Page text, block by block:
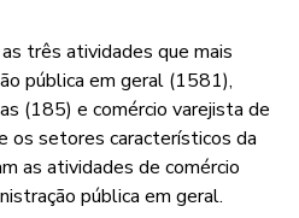
três atividades que mais
pública em geral (1581),
(185) e comércio varejista de
os setores característicos da
as atividades de comércio
pública em geral.